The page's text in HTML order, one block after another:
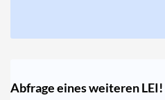
Abfrage eines weiteren LEI!